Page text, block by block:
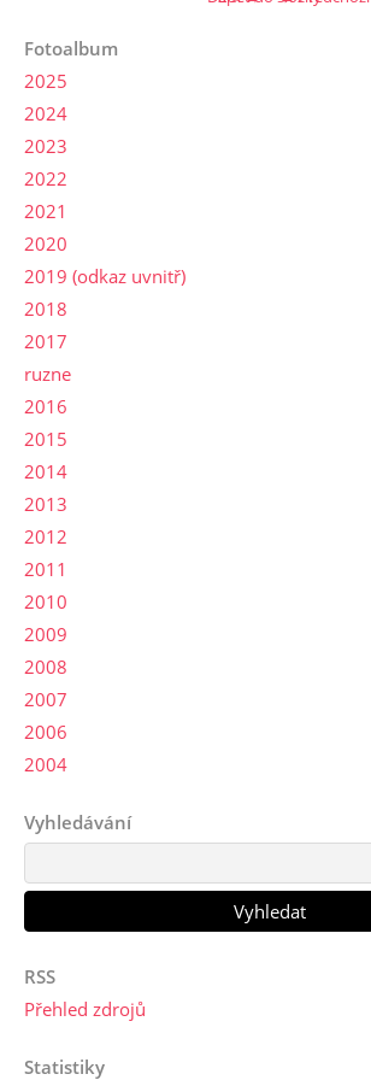
Fotoalbum
2025
2024
2023
2022
2021
2020
2019 (odkaz uvnitř)
2018
2017
ruzne
2016
2015
2014
2013
2012
2011
2010
2009
2008
2007
2006
2004
Vyhledávání
RSS
Přehled zdrojů
Statistiky